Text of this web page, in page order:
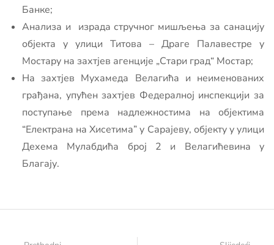
Банке;
Анализа и израда стручног мишљења за санацију
објекта у улици Титова – Драге Палавестре у
Мостару на захтјев агенције „Стари град“ Мостар;
На захтјев Мухамеда Велагића и неименованих
грађана, упућен захтјев Федералној инспекцији за
поступање према надлежностима на објектима
“Електрана на Хисетима” у Сарајеву, објекту у улици
Дехема Мулабдића број 2 и Велагићевина у
Благају.